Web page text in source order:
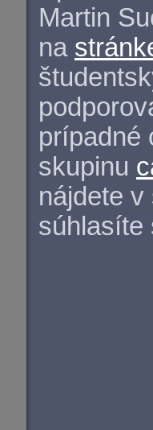
Martin
na
prípadné
skupinu
nájdete